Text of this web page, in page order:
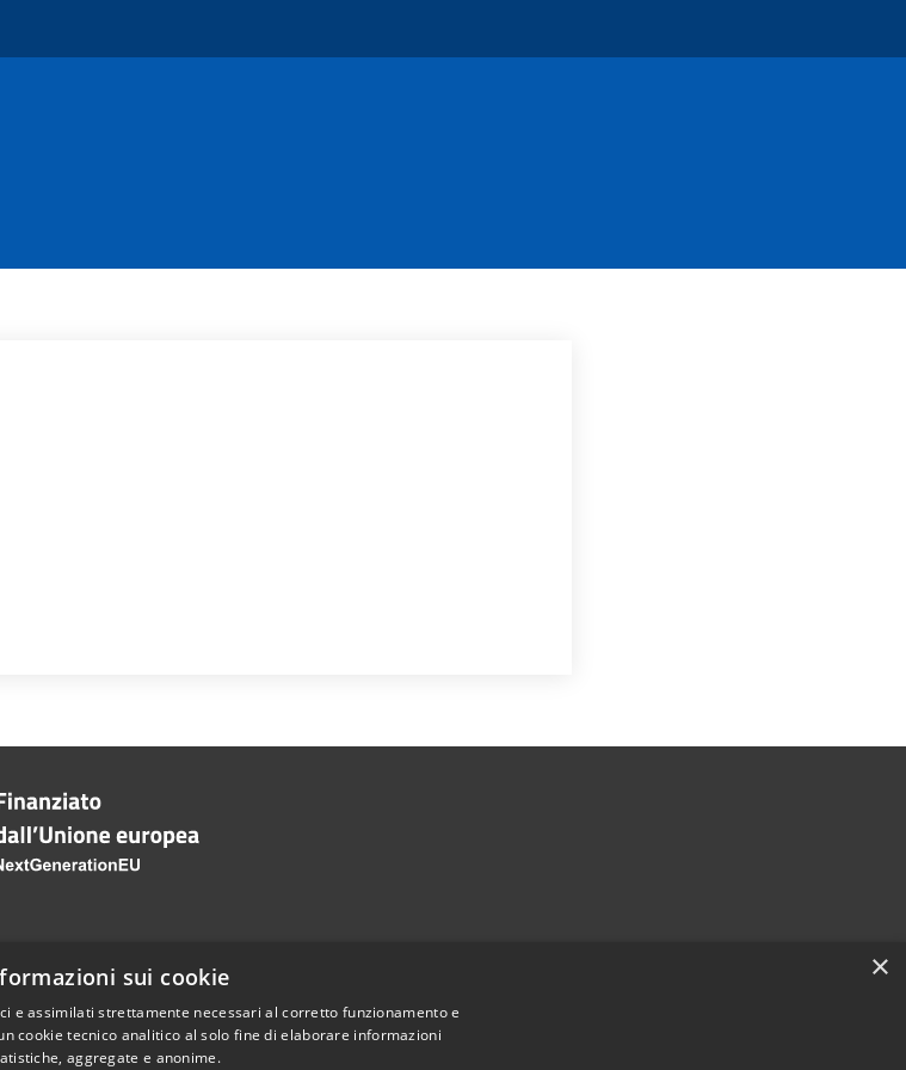
×
sui cookie
e assimilati strettamente necessari al corretto funzionamento e
cookie tecnico analitico al solo fine di elaborare informazioni
aggregate e anonime.